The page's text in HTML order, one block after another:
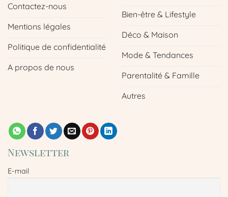
Contactez-nous
Mentions légales
Politique de confidentialité
A propos de nous
Bien-être & Lifestyle
Déco & Maison
Mode & Tendances
Parentalité & Famille
Autres
Newsletter
E-mail